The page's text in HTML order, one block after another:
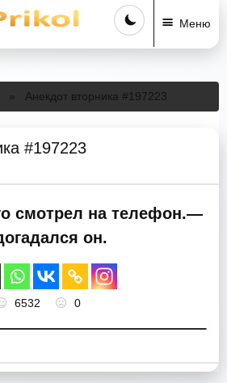
Меню
» Анекдот вторника #197223
#197223
смотрел на телефон.—
он.
6532 0